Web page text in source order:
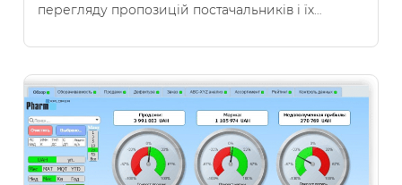
перегляду пропозицій постачальників і їх…